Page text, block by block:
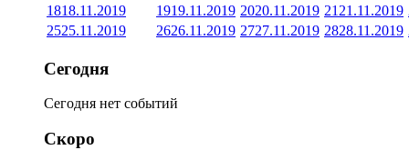
1818.11.2019 1919.11.2019 2020.11.2019 21 21.11.2019
2525.11.2019 2626.11.2019 2727.11.2019 2828.11.2019
Сегодня
Сегодня нет событий
Скоро